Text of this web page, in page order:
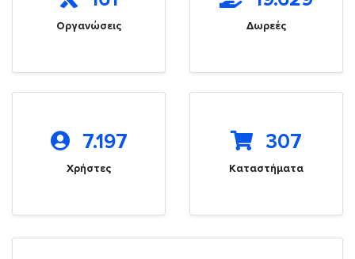
Οργανώσεις Δωρεές
7.197
Χρήστες
307
Καταστήματα